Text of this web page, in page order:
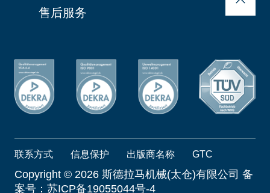
售后服务
联系方式 信息保护 出版商名称 GTC
Copyright © 2026 斯德拉马机械(太仓)有限公司 备
案号： 苏ICP备19055044号-4